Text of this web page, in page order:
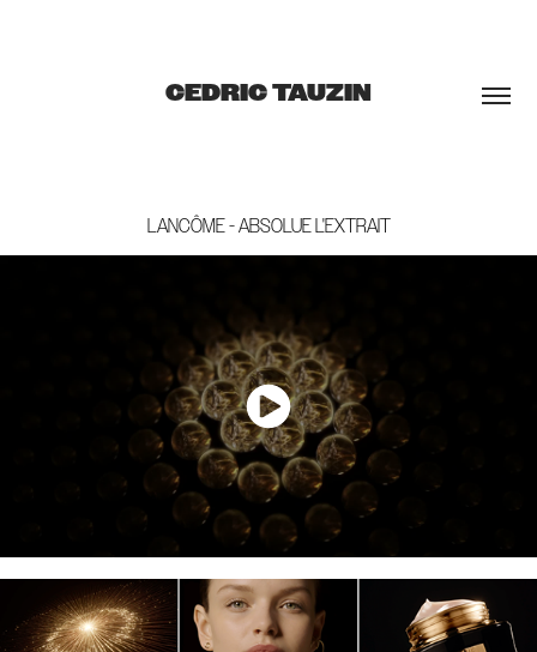
CEDRIC TAUZIN
LANCÔME - ABSOLUE L'EXTRAIT